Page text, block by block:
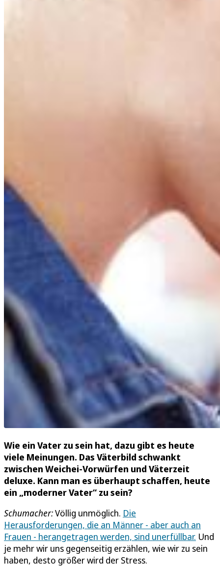
Wie ein Vater zu sein hat, dazu gibt es heute
viele Meinungen. Das Väterbild schwankt
zwischen Weichei-Vorwürfen und Väterzeit
deluxe. Kann man es überhaupt schaffen, heute
ein „moderner Vater“ zu sein?
Schumacher:Völlig unmöglich. Die
Herausforderungen, die an Männer - aber auch an
Frauen - herangetragen werden, sind unerfüllbar. Und
je mehr wir uns gegenseitig erzählen, wie wir zu sein
haben, desto größer wird der Stress.